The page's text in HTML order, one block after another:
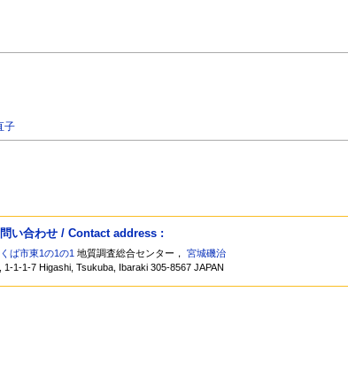
子
い合わせ / Contact address :
ば市東1の1の1 地質調査総合センター，宮城磯治
, 1-1-1-7 Higashi, Tsukuba, Ibaraki 305-8567 JAPAN